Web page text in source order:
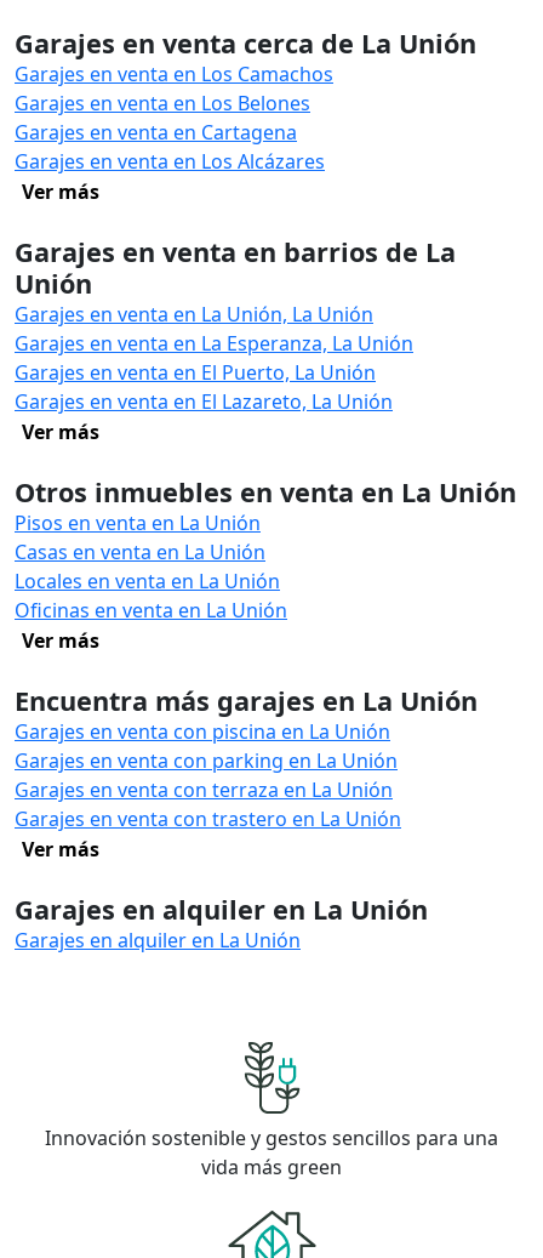
Garajes en venta cerca de La Unión
Garajes en venta en Los Camachos
Garajes en venta en Los Belones
Garajes en venta en Cartagena
Garajes en venta en Los Alcázares
Ver más
Garajes en venta en barrios de La
Unión
Garajes en venta en La Unión, La Unión
Garajes en venta en La Esperanza, La Unión
Garajes en venta en El Puerto, La Unión
Garajes en venta en El Lazareto, La Unión
Ver más
Otros inmuebles en venta en La Unión
Pisos en venta en La Unión
Casas en venta en La Unión
Locales en venta en La Unión
Oficinas en venta en La Unión
Ver más
Encuentra más garajes en La Unión
Garajes en venta con piscina en La Unión
Garajes en venta con parking en La Unión
Garajes en venta con terraza en La Unión
Garajes en venta con trastero en La Unión
Ver más
Garajes en alquiler en La Unión
Garajes en alquiler en La Unión
Innovación sostenible y gestos sencillos para una
vida más green